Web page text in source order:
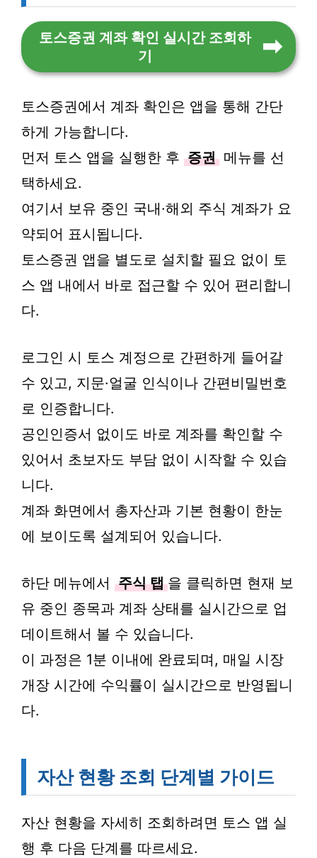
토스증권 계좌 확인 실시간 조회하
기
토스증권에서 계좌 확인은 앱을 통해 간단
하게 가능합니다.
먼저 토스 앱을 실행한 후 증권 메뉴를 선
택하세요.
여기서 보유 중인 국내·해외 주식 계좌가 요
약되어 표시됩니다.
토스증권 앱을 별도로 설치할 필요 없이 토
스 앱 내에서 바로 접근할 수 있어 편리합니
다.
로그인 시 토스 계정으로 간편하게 들어갈
수 있고, 지문·얼굴 인식이나 간편비밀번호
로 인증합니다.
공인인증서 없이도 바로 계좌를 확인할 수
있어서 초보자도 부담 없이 시작할 수 있습
니다.
계좌 화면에서 총자산과 기본 현황이 한눈
에 보이도록 설계되어 있습니다.
하단 메뉴에서 주식 탭 을 클릭하면 현재 보
유 중인 종목과 계좌 상태를 실시간으로 업
데이트해서 볼 수 있습니다.
이 과정은 1분 이내에 완료되며, 매일 시장
개장 시간에 수익률이 실시간으로 반영됩니
다.
자산 현황 조회 단계별 가이드
자산 현황을 자세히 조회하려면 토스 앱 실
행 후 다음 단계를 따르세요.